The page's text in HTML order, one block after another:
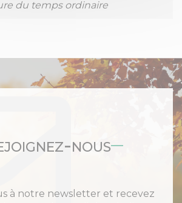
du temps ordinaire
nous
à notre newsletter et recevez